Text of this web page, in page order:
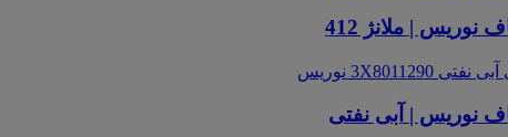
| ملانژ 412
نوریس | آبی نفتی